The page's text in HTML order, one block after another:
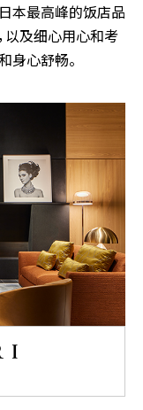
本最高峰的饭店品
以及细心用心和考
身心舒畅。